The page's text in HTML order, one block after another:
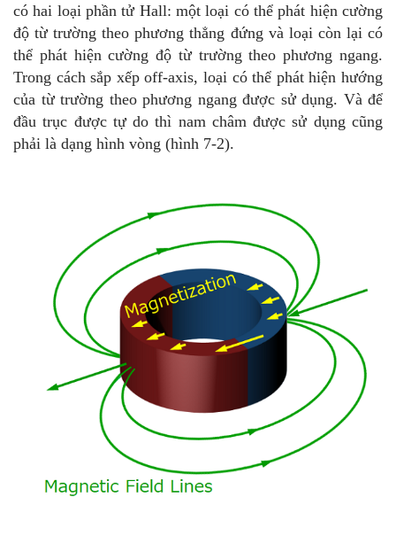
có hai loại phần tử Hall: một loại có thể phát hiện cường
độ từ trường theo phương thẳng đứng và loại còn lại có
thể phát hiện cường độ từ trường theo phương ngang.
Trong cách sắp xếp off-axis, loại có thể phát hiện hướng
của từ trường theo phương ngang được sử dụng. Và để
đầu trục được tự do thì nam châm được sử dụng cũng
phải là dạng hình vòng (hình 7-2).